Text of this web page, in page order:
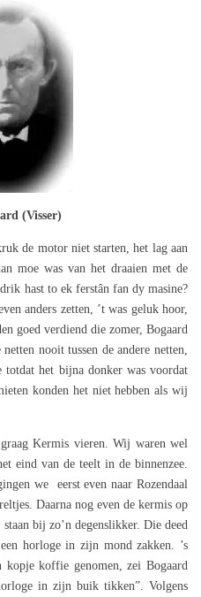
(Visser)
de motor niet starten, het lag aan
moe was van het draaien met de
hast to ek ferstân fan dy masine?
anders zetten, ’t was geluk hoor,
goed verdiend die zomer, Bogaard
nooit tussen de andere netten,
het bijna donker was voordat
konden het niet hebben als wij
Kermis vieren. Wij waren wel
eind van de teelt in de binnenzee.
we eerst even naar Rozendaal
Daarna nog even de kermis op
bij zo’n degenslikker. Die deed
horloge in zijn mond zakken. ’s
kopje koffie genomen, zei Bogaard
in zijn buik tikken”. Volgens